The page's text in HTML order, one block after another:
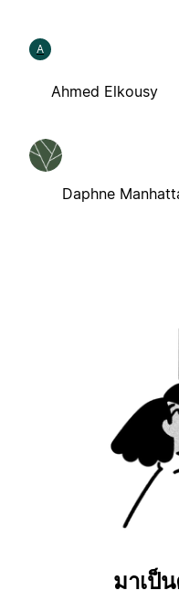
A
Ahmed Elkousy
Daphne
มาเป็